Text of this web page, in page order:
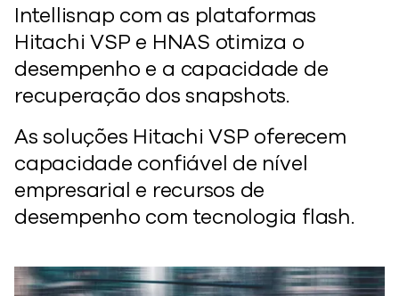
Intellisnap com as plataformas
Hitachi VSP e HNAS otimiza o
desempenho e a capacidade de
recuperação dos snapshots.
As soluções Hitachi VSP oferecem
capacidade confiável de nível
empresarial e recursos de
desempenho com tecnologia flash.